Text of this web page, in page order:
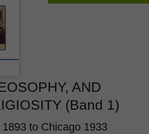
AND
(Band 1)
to Chicago 1933